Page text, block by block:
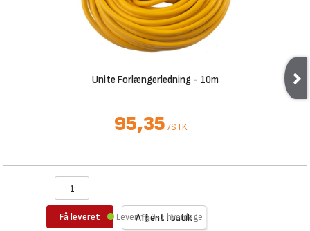
Unite Forlængerledning - 10m
95,35 /STK
Få leveret Afhent i butik
Levering 0-1 hverdage